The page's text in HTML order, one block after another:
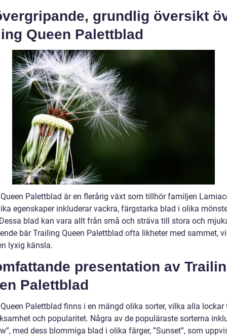
grundlig översikt
Queen Palettblad
Palettblad är en flerårig växt som tillhör familjen
egenskaper inkluderar vackra, färgstarka blad i olika
blad kan vara allt från små och sträva till stora och
bär Trailing Queen Palettblad ofta likheter med sammet,
lyxig känsla.
presentation av
Palettblad
Palettblad finns i en mängd olika sorter, vilka alla lockar
och popularitet. Några av de populäraste sorterna
med dess blommiga blad i olika färger, ”Sunset”, som